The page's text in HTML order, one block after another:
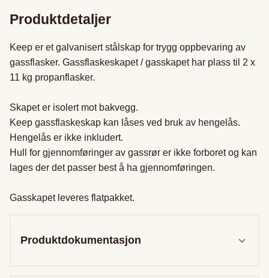
Produktdetaljer
Keep er et galvanisert stålskap for trygg oppbevaring av
gassflasker. Gassflaskeskapet / gasskapet har plass til 2 x
11 kg propanflasker.
Skapet er isolert mot bakvegg.
Keep gassflaskeskap kan låses ved bruk av hengelås.
Hengelås er ikke inkludert.
Hull for gjennomføringer av gassrør er ikke forboret og kan
lages der det passer best å ha gjennomføringen.
Gasskapet leveres flatpakket.
Produktdokumentasjon